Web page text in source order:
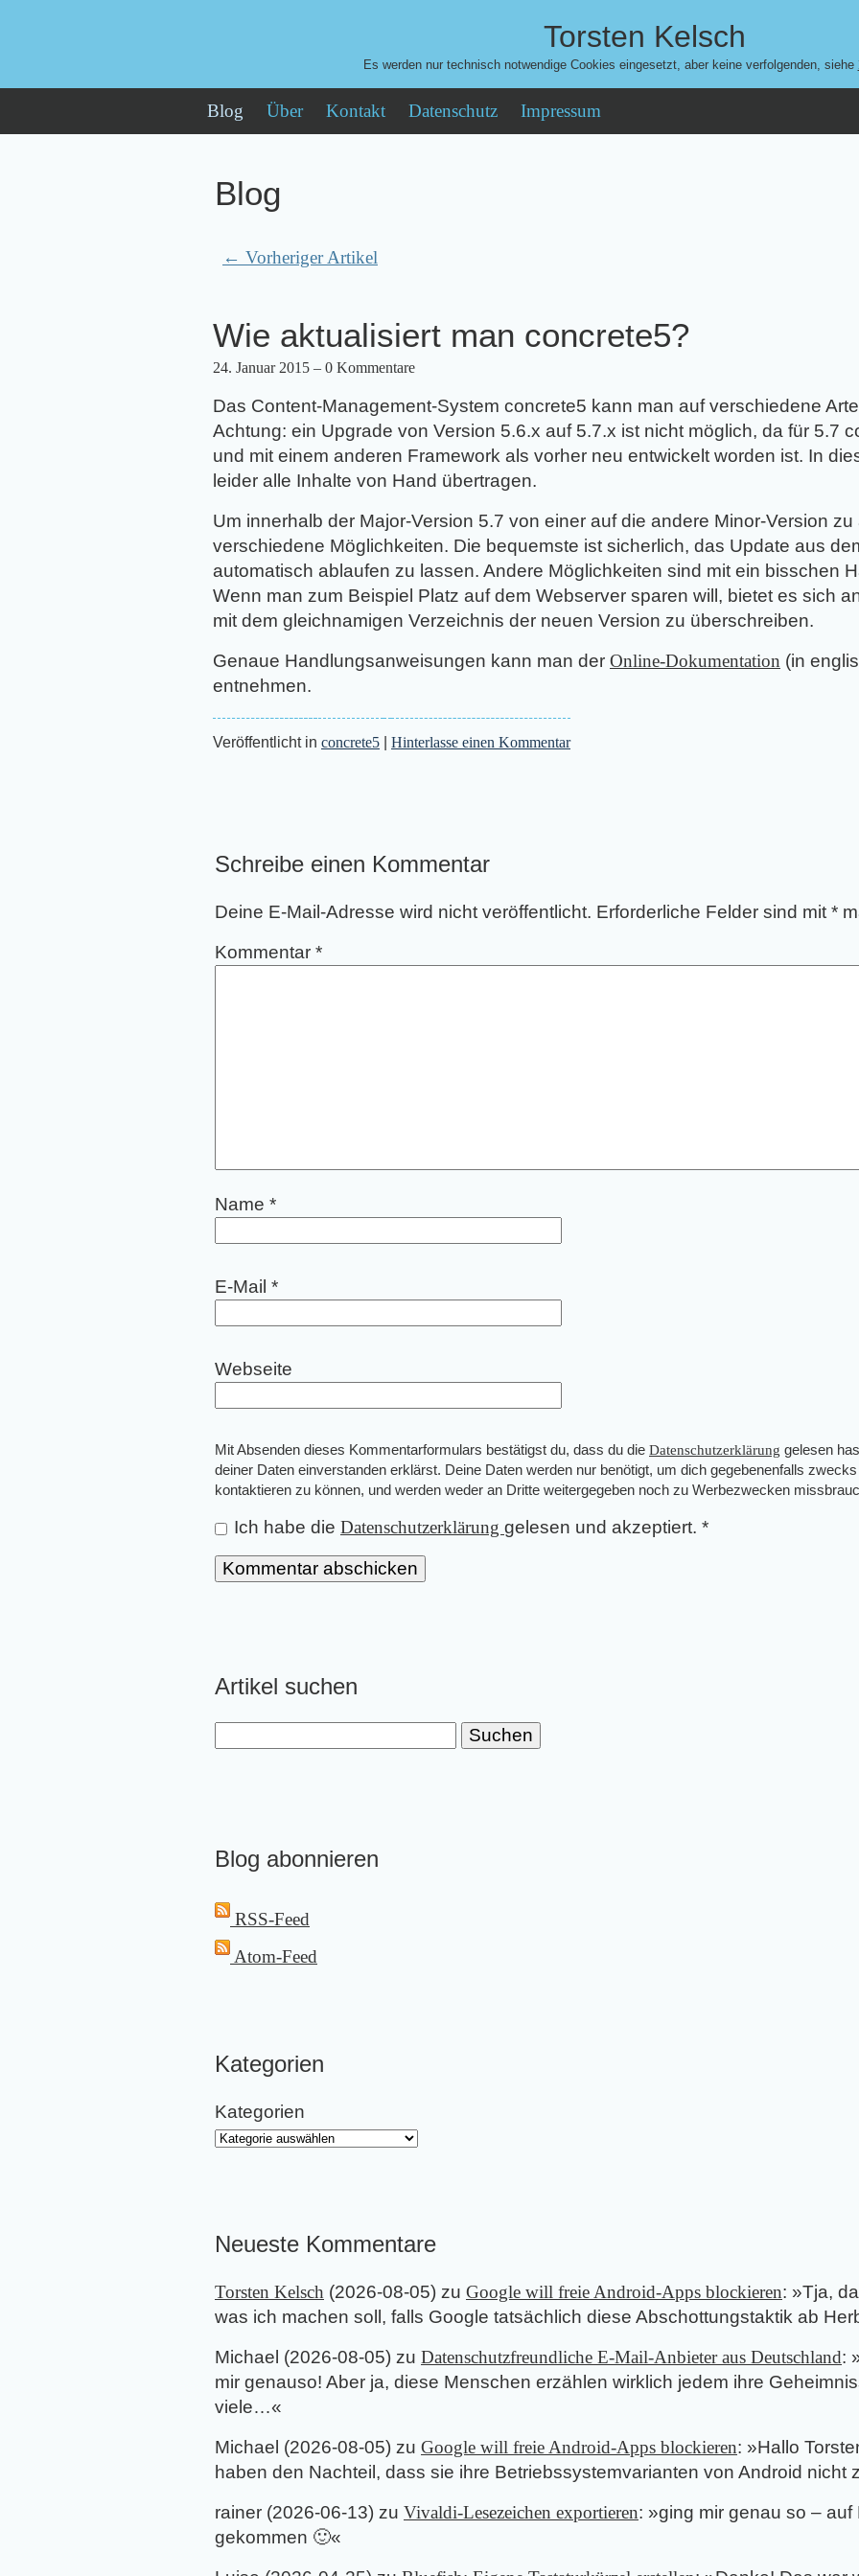
Torsten Kelsch
Es werden nur technisch notwendige Cookies eingesetzt, aber keine verfolgenden, siehe
Blog Über Kontakt Datenschutz Impressum
Blog
← Vorheriger Artikel
Wie aktualisiert man concrete5?
24. Januar 2015 – 0 Kommentare
Das Content-Management-System concrete5 kann man auf verschiedene
Achtung: ein Upgrade von Version 5.6.x auf 5.7.x ist nicht möglich, da für 5.7
und mit einem anderen Framework als vorher neu entwickelt worden ist. In
leider alle Inhalte von Hand übertragen.
Um innerhalb der Major-Version 5.7 von einer auf die andere Minor-Version
verschiedene Möglichkeiten. Die bequemste ist sicherlich, das Update aus
automatisch ablaufen zu lassen. Andere Möglichkeiten sind mit ein bisschen
Wenn man zum Beispiel Platz auf dem Webserver sparen will, bietet es sich
mit dem gleichnamigen Verzeichnis der neuen Version zu überschreiben.
Genaue Handlungsanweisungen kann man der Online-Dokumentation (in
entnehmen.
Veröffentlicht in concrete5 Hinterlasse einen Kommentar
Schreibe einen Kommentar
Deine E-Mail-Adresse wird nicht veröffentlicht. Erforderliche Felder sind mit *
Kommentar *
Name *
E-Mail *
Webseite
Mit Absenden dieses Kommentarformulars bestätigst du, dass du die Datenschutzerklärung gelesen
deiner Daten einverstanden erklärst. Deine Daten werden nur benötigt, um dich gegebenenfalls
kontaktieren zu können, und werden weder an Dritte weitergegeben noch zu Werbezwecken
Ich habe die Datenschutzerklärung gelesen und akzeptiert. *
Artikel suchen
Blog abonnieren
RSS-Feed
Atom-Feed
Kategorien
Kategorien
Neueste Kommentare
Torsten Kelsch (2026-08-05) zu Google will freie Android-Apps blockieren: »Tja,
was ich machen soll, falls Google tatsächlich diese Abschottungstaktik ab
Michael (2026-08-05) zu Datenschutzfreundliche E-Mail-Anbieter aus Deutschland:
mir genauso! Aber ja, diese Menschen erzählen wirklich jedem ihre
viele…«
Michael (2026-08-05) zu Google will freie Android-Apps blockieren: »Hallo
haben den Nachteil, dass sie ihre Betriebssystemvarianten von Android
rainer (2026-06-13) zu Vivaldi-Lesezeichen exportieren: »ging mir genau so – auf
gekommen 🙂«